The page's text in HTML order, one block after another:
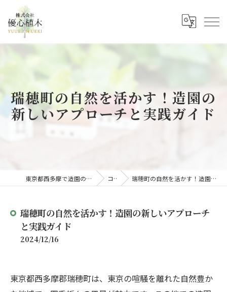
瑞穂町の自然を活かす！造園の
新しいアプローチと実践ガイド
東京都西多摩で造園の求人なら株式会社優心植木 コラム 瑞穂町の自然を活かす！造園の新しいアプローチと実践ガイド
瑞穂町の自然を活かす！造園の新しいアプローチ
と実践ガイド
2024/12/16
東京都西多摩郡瑞穂町は、東京の喧騒を離れた自然豊か